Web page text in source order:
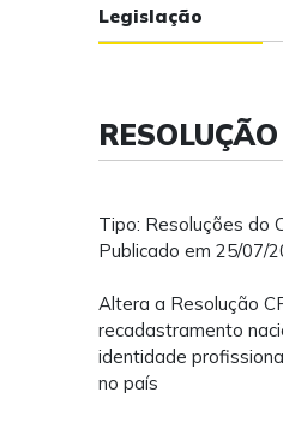
Legislação
Tipo: Resoluções do
Publicado em 25/07/
Altera a Resolução
recadastramento
identidade
no país